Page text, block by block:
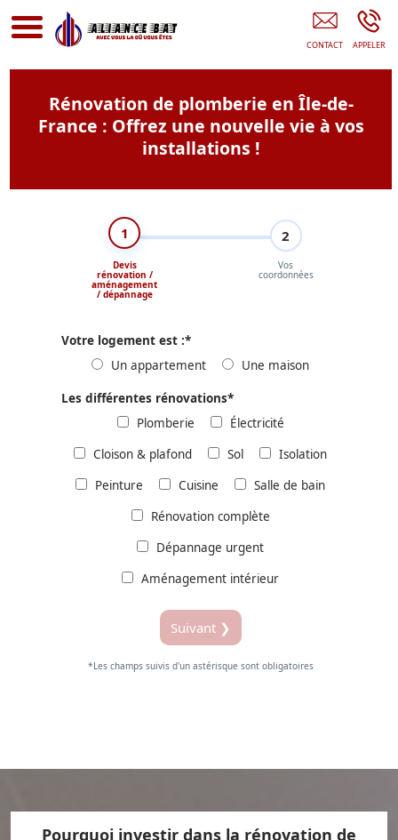
Entreprise De Rénovation Île-De-France
Rénovation de plomberie en Île-de-
France : Offrez une nouvelle vie à vos
installations !
1
Devis
rénovation /
aménagement
/ dépannage
2
Vos
coordonnées
Votre logement est :*
Un appartement
Une maison
Les différentes rénovations*
Plomberie
Électricité
Cloison & plafond
Sol
Isolation
Peinture
Cuisine
Salle de bain
Rénovation complète
Dépannage urgent
Aménagement intérieur
Suivant ❯
*Les champs suivis d'un astérisque sont obligatoires
Pourquoi investir dans la rénovation de